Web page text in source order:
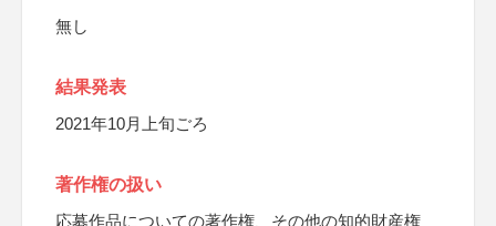
無し
結果発表
2021年10月上旬ごろ
著作権の扱い
応募作品についての著作権、その他の知的財産権